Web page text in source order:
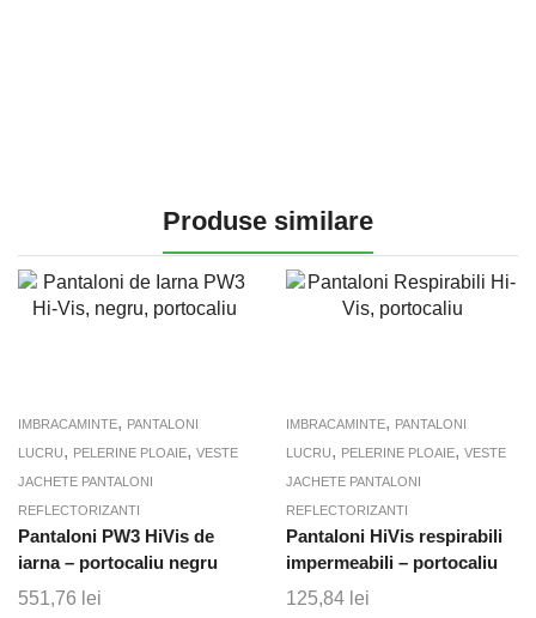
Produse similare
IMBRACAMINTE, PANTALONI
LUCRU, PELERINE PLOAIE, VESTE
JACHETE PANTALONI
REFLECTORIZANTI
Pantaloni PW3 HiVis de
iarna – portocaliu negru
551,76 lei
IMBRACAMINTE, PANTALONI
LUCRU, PELERINE PLOAIE, VESTE
JACHETE PANTALONI
REFLECTORIZANTI
Pantaloni HiVis respirabili
impermeabili – portocaliu
125,84 lei